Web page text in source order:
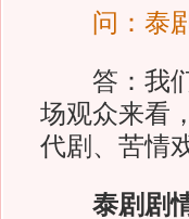
问：泰
答：我们
场观众来看
代剧、苦情
泰剧剧